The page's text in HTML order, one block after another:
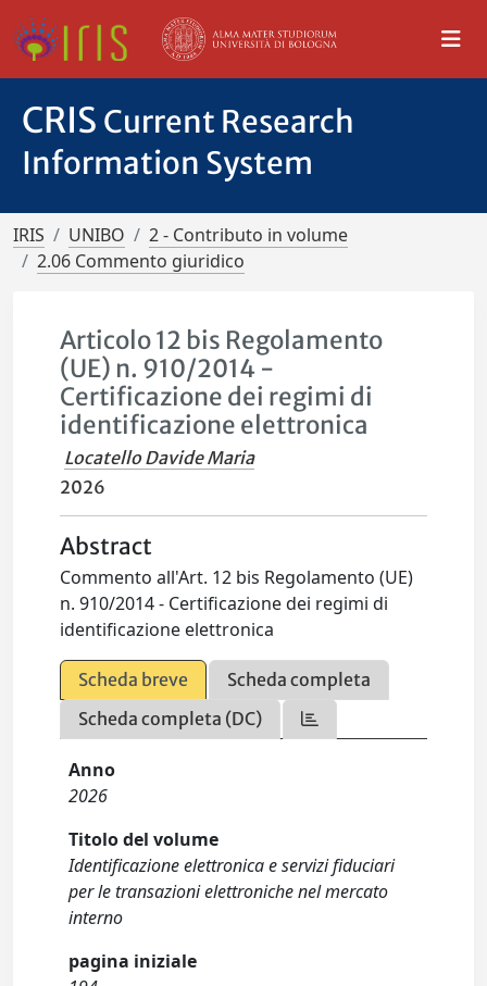
CRIS Current Research
Information System
IRIS UNIBO
2 - Contributo in volume
2.06 Commento giuridico
Articolo 12 bis Regolamento
(UE) n. 910/2014 -
Certificazione dei regimi di
identificazione elettronica
Locatello Davide Maria
2026
Abstract
Commento all'Art. 12 bis Regolamento (UE)
n. 910/2014 - Certificazione dei regimi di
identificazione elettronica
Scheda breve
Scheda completa
Scheda completa (DC)
Anno
2026
Titolo del volume
Identificazione elettronica e servizi fiduciari
per le transazioni elettroniche nel mercato
interno
pagina iniziale